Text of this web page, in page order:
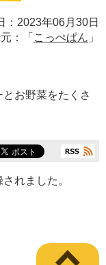
2023年06月30日
：「 こっぺぱん 」
お野菜をたくさ
れました。